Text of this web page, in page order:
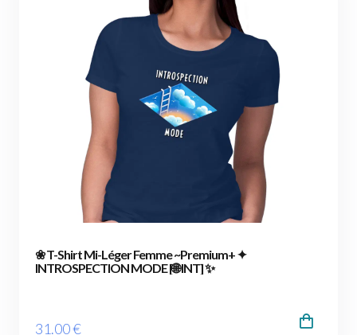
❀ T-Shirt Mi-Léger Femme ~Premium+ ✦
INTROSPECTION MODE [🌐 INT] ✨
31.00€